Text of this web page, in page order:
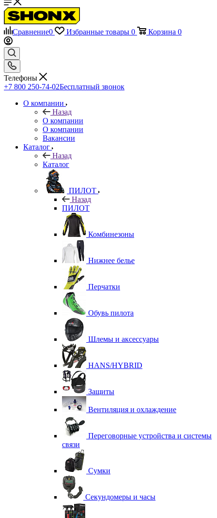
Сравнение0 Избранные товары 0 Корзина 0
Телефоны
+7 800 250-74-02Бесплатный звонок
О компании
Назад
О компании
О компании
Вакансии
Каталог
Назад
Каталог
ПИЛОТ
Назад
ПИЛОТ
Комбинезоны
Нижнее белье
Перчатки
Обувь пилота
Шлемы и аксессуары
HANS/HYBRID
Защиты
Вентиляция и охлаждение
Переговорные устройства и системы
связи
Сумки
Секундомеры и часы